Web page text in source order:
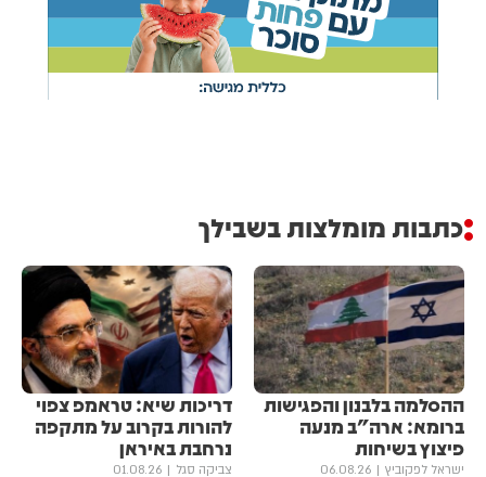
כתבות מומלצות בשבילך
ההסלמה בלבנון והפגישות
ברומא: ארה"ב מנעה
פיצוץ בשיחות
ישראל לפקוביץ 06.08.26
דריכות שיא: טראמפ צפוי
להורות בקרוב על מתקפה
נרחבת באיראן
צביקה סגל 01.08.26